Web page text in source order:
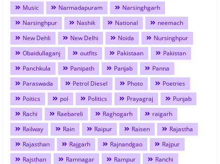
Music
Narmadapuram
Narsinghgarh
Narsinghpur
Nashik National
neemach
New Dehli
New Delhi Noida
Nursinghpur
Obaidullaganj
outfits Pakistaan
Pakistan
Panchkula
Panipath Panjab
Panna
Paraswada
Petrol Diesel Photo
Poetries
Poitics
pol Politics Prayagraj
Punjab
Rachi
Raebareli Raghogarh
raigarh
Railway
Rain Raipur Raisen
Rajastha
Rajasthan
Rajgarh Rajnandgao
Rajpur
Rajsthan
Ramnagar Rampur
Ranchi